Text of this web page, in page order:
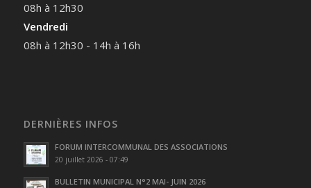
08h à 12h30
Vendredi
08h à 12h30 - 14h à 16h
DERNIÈRES INFOS
FORUM INTERCOMMUNAL DES ASSOCIATIONS
20 juillet 2026 - 07:49
BULLETIN MUNICIPAL N°2 MAI- JUIN 2026